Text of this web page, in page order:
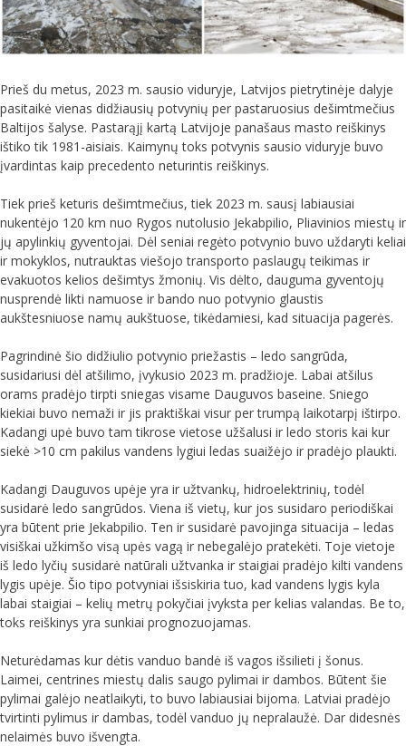
Prieš du metus, 2023 m. sausio viduryje, Latvijos pietrytinėje dalyje
pasitaikė vienas didžiausių potvynių per pastaruosius dešimtmečius
Baltijos šalyse. Pastarąjį kartą Latvijoje panašaus masto reiškinys
ištiko tik 1981-aisiais. Kaimynų toks potvynis sausio viduryje buvo
įvardintas kaip precedento neturintis reiškinys.
Tiek prieš keturis dešimtmečius, tiek 2023 m. sausį labiausiai
nukentėjo 120 km nuo Rygos nutolusio Jekabpilio, Pliavinios miestų ir
jų apylinkių gyventojai. Dėl seniai regėto potvynio buvo uždaryti keliai
ir mokyklos, nutrauktas viešojo transporto paslaugų teikimas ir
evakuotos kelios dešimtys žmonių. Vis dėlto, dauguma gyventojų
nusprendė likti namuose ir bando nuo potvynio glaustis
aukštesniuose namų aukštuose, tikėdamiesi, kad situacija pagerės.
Pagrindinė šio didžiulio potvynio priežastis – ledo sangrūda,
susidariusi dėl atšilimo, įvykusio 2023 m. pradžioje. Labai atšilus
orams pradėjo tirpti sniegas visame Dauguvos baseine. Sniego
kiekiai buvo nemaži ir jis praktiškai visur per trumpą laikotarpį ištirpo.
Kadangi upė buvo tam tikrose vietose užšalusi ir ledo storis kai kur
siekė >10 cm pakilus vandens lygiui ledas suaižėjo ir pradėjo plaukti.
Kadangi Dauguvos upėje yra ir užtvankų, hidroelektrinių, todėl
susidarė ledo sangrūdos. Viena iš vietų, kur jos susidaro periodiškai
yra būtent prie Jekabpilio. Ten ir susidarė pavojinga situacija – ledas
visiškai užkimšo visą upės vagą ir nebegalėjo pratekėti. Toje vietoje
iš ledo lyčių susidarė natūrali užtvanka ir staigiai pradėjo kilti vandens
lygis upėje. Šio tipo potvyniai išsiskiria tuo, kad vandens lygis kyla
labai staigiai – kelių metrų pokyčiai įvyksta per kelias valandas. Be to,
toks reiškinys yra sunkiai prognozuojamas.
Neturėdamas kur dėtis vanduo bandė iš vagos išsilieti į šonus.
Laimei, centrines miestų dalis saugo pylimai ir dambos. Būtent šie
pylimai galėjo neatlaikyti, to buvo labiausiai bijoma. Latviai pradėjo
tvirtinti pylimus ir dambas, todėl vanduo jų nepralaužė. Dar didesnės
nelaimės buvo išvengta.